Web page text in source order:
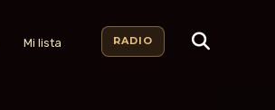
Mi lista RADIO